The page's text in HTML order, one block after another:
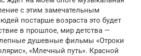
с этим замечательным
постарше возраста это будет
в прошлое, мир детства —
душевные фильмы «Отроки
«Млечный путь». Красной